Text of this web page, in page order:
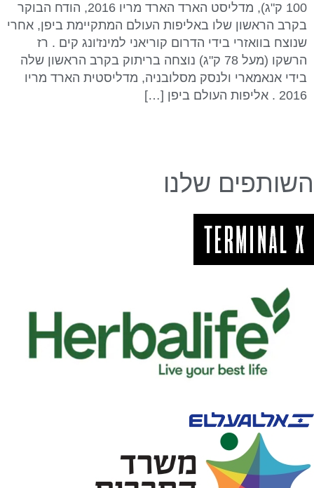
100 ק"ג), מדליסט הארד הארד מריו 2016, הודח הבוקר
בקרב הראשון שלו באליפות העולם המתקיימת ביפן, אחרי
שנוצח בוואזרי בידי הדרום קוריאני למינז'ונג קים . רז
הרשקו (מעל 78 ק"ג) נוצחה בריתוק בקרב הראשון שלה
בידי אנאמארי ולנסק מסלובניה, מדליסטית הארד מריו
2016 . אליפות העולם ביפן […]
השותפים שלנו